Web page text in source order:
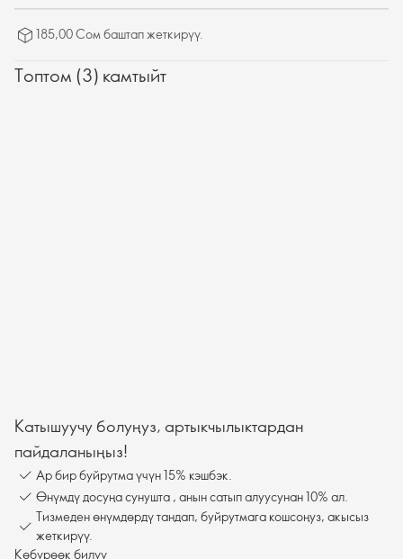
185,00 Сом баштап жеткирүү.
Топтом (3) камтыйт
Катышуучу болуңуз, артыкчылыктардан
пайдаланыңыз!
Ар бир буйрутма үчүн 15% кэшбэк.
Өнүмдү досуңа сунушта , анын сатып алуусунан 10% ал.
Тизмеден өнүмдөрдү тандап, буйрутмага кошсоңуз, акысыз
жеткирүү.
Көбүрөөк билүү